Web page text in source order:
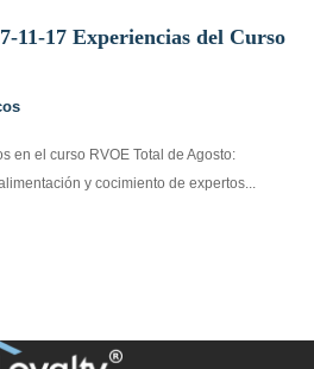
11-17 Experiencias del Curso
en el curso RVOE Total de Agosto:
y cocimiento de expertos...